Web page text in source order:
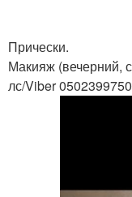
Прически.
Макияж (вечерний,
лс/Viber